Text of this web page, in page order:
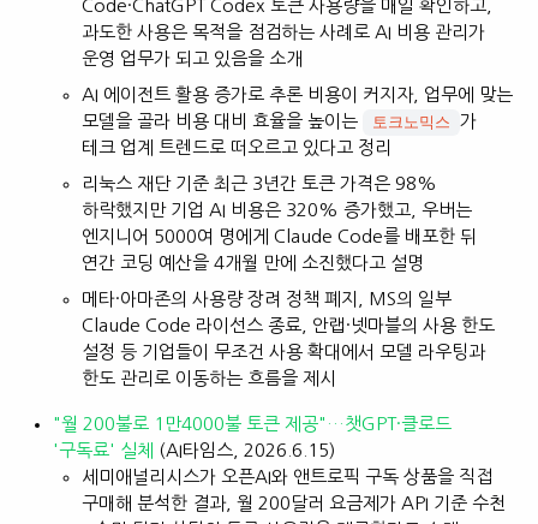
Code·ChatGPT Codex 토큰 사용량을 매일 확인하고,
과도한 사용은 목적을 점검하는 사례로 AI 비용 관리가
운영 업무가 되고 있음을 소개
AI 에이전트 활용 증가로 추론 비용이 커지자, 업무에 맞는
모델을 골라 비용 대비 효율을 높이는
토크노믹스 가
테크 업계 트렌드로 떠오르고 있다고 정리
리눅스 재단 기준 최근 3년간 토큰 가격은 98%
하락했지만 기업 AI 비용은 320% 증가했고, 우버는
엔지니어 5000여 명에게 Claude Code를 배포한 뒤
연간 코딩 예산을 4개월 만에 소진했다고 설명
메타·아마존의 사용량 장려 정책 폐지, MS의 일부
Claude Code 라이선스 종료, 안랩·넷마블의 사용 한도
설정 등 기업들이 무조건 사용 확대에서 모델 라우팅과
한도 관리로 이동하는 흐름을 제시
"월 200불로 1만4000불 토큰 제공"…챗GPT·클로드
'구독료' 실체
(AI타임스, 2026.6.15)
세미애널리시스가 오픈AI와 앤트로픽 구독 상품을 직접
구매해 분석한 결과, 월 200달러 요금제가 API 기준 수천